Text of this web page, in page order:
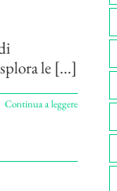
le [...]
Continua a leggere